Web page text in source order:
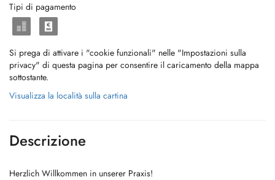
Tipi di pagamento
Si prega di attivare i "cookie funzionali" nelle "Impostazioni sulla
privacy" di questa pagina per consentire il caricamento della mappa
sottostante.
Visualizza la località sulla cartina
Descrizione
Herzlich Willkommen in unserer Praxis!